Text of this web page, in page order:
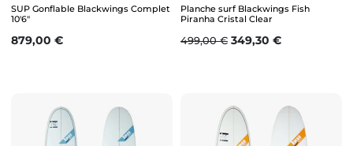
SUP Gonflable Blackwings Complet
10'6"
Prix
879,00 €
Planche surf Blackwings Fish
Piranha Cristal Clear
Prix de base
499,00 € Prix
349,30 €